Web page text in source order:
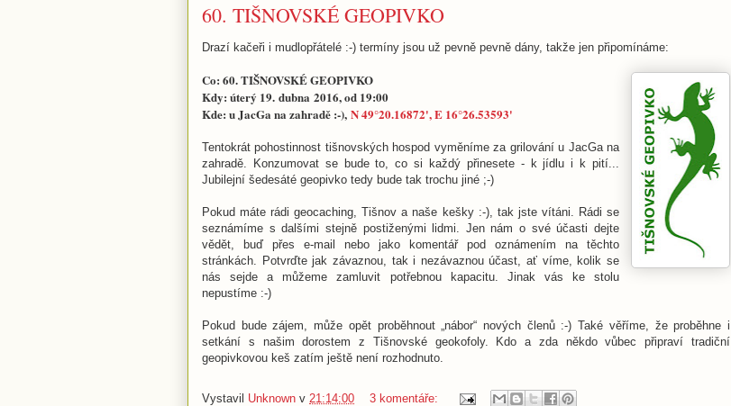
60. TIŠNOVSKÉ GEOPIVKO
Drazí kačeři i mudlopřátelé :-) termíny jsou už pevně pevně dány, takže jen připomínáme:
Co: 60. TIŠNOVSKÉ GEOPIVKO
Kdy: úterý 19. dubna 2016, od 19:00
Kde: u JacGa na zahradě :-), N 49°20.16872', E 16°26.53593'
Tentokrát pohostinnost tišnovských hospod vyměníme za grilování u JacGa na
zahradě. Konzumovat se bude to, co si každý přinesete - k jídlu i k pití...
Jubilejní šedesáté geopivko tedy bude tak trochu jiné ;-)
Pokud máte rádi geocaching, Tišnov a naše kešky :-), tak jste vítáni. Rádi se
seznámíme s dalšími stejně postiženými lidmi. Jen nám o své účasti dejte
vědět, buď přes e-mail nebo jako komentář pod oznámením na těchto
stránkách. Potvrďte jak závaznou, tak i nezávaznou účast, ať víme, kolik se
nás sejde a můžeme zamluvit potřebnou kapacitu. Jinak vás ke stolu
nepustíme :-)
Pokud bude zájem, může opět proběhnout „nábor“ nových členů :-) Také věříme, že proběhne i
setkání s našim dorostem z Tišnovské geokofoly. Kdo a zda někdo vůbec připraví tradiční
geopivkovou keš zatím ještě není rozhodnuto.
Vystavil Unknown v 21:14:00
3 komentáře: